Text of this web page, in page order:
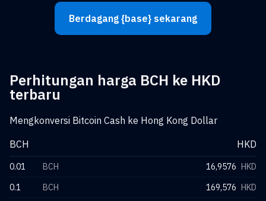
Berdagang {base} sekarang
Perhitungan harga BCH ke HKD
terbaru
Mengkonversi Bitcoin Cash ke Hong Kong Dollar
BCH
HKD
0.01 BCH 16,9576 HKD
0.1
BCH 169,576 HKD